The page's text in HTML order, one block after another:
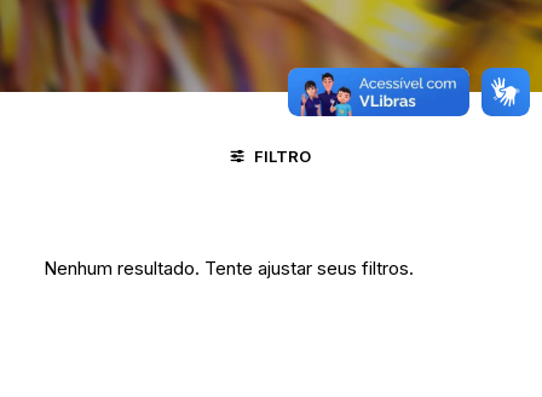
FILTRO
Nenhum resultado. Tente ajustar seus filtros.